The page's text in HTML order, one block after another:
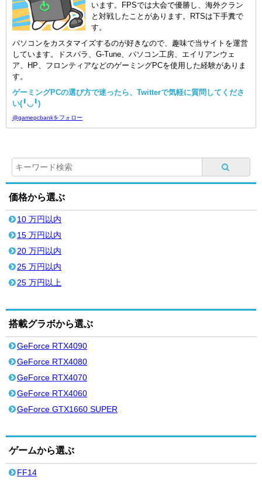
います。FPSでは大会で優勝し、海外クラン
と対戦したことがあります。RTSは下手糞で
す。
パソコンをカスタマイズするのが好きなので、趣味で当サイトを運営
しています。ドスパラ、G-Tune、パソコン工房、エイリアンウェ
ア、HP、フロンティアなどのゲーミングPCを使用した経験がありま
す。
ゲーミングPCの選び方で迷ったら、Twitterで気軽に質問してくださ
い(╹◡╹)
@gamepcbankをフォロー
価格から選ぶ
10 万円以内
15 万円以内
20 万円以内
25 万円以内
25 万円以上
搭載グラボから選ぶ
GeForce RTX4090
GeForce RTX4080
GeForce RTX4070
GeForce RTX4060
GeForce GTX1660 SUPER
ゲームから選ぶ
FF14